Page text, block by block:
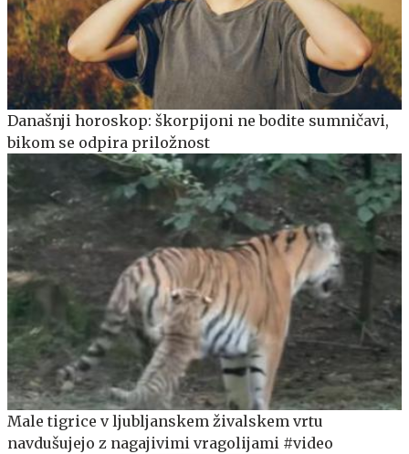
Današnji horoskop: škorpijoni ne bodite sumničavi,
bikom se odpira priložnost
Male tigrice v ljubljanskem živalskem vrtu
navdušujejo z nagajivimi vragolijami #video